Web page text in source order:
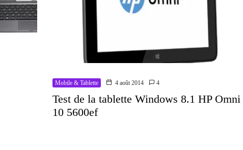
Mobile & Tablette 4 août 2014 4
Test de la tablette Windows 8.1 HP Omni
10 5600ef